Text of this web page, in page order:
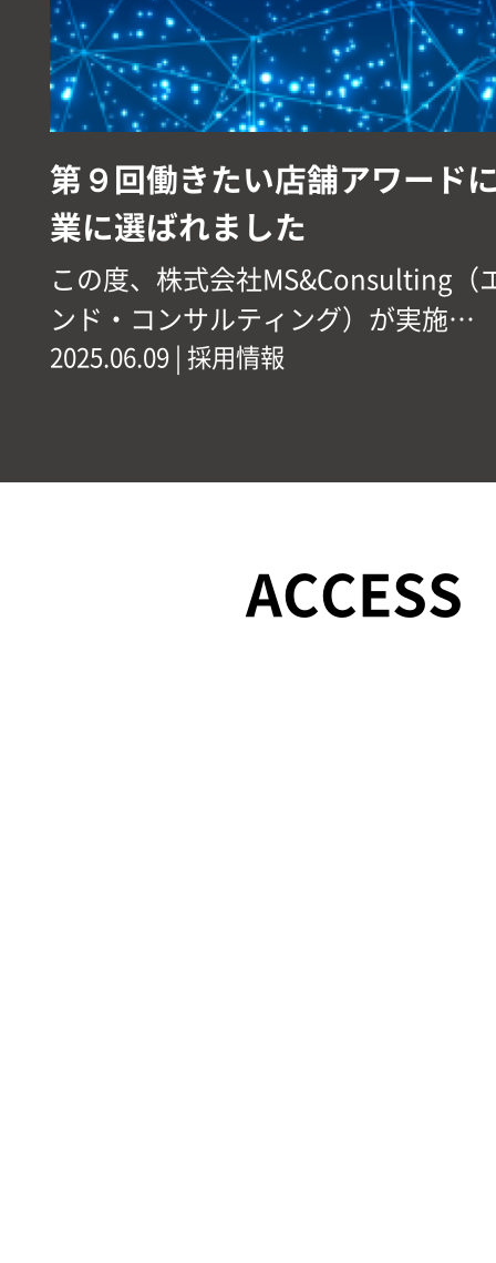
第９回働きたい店舗アワード
業に選ばれました
この度、株式会社MS&Consulting（
ンド・コンサルティング）が実施…
2025.06.09 | 採用情報
ACCESS